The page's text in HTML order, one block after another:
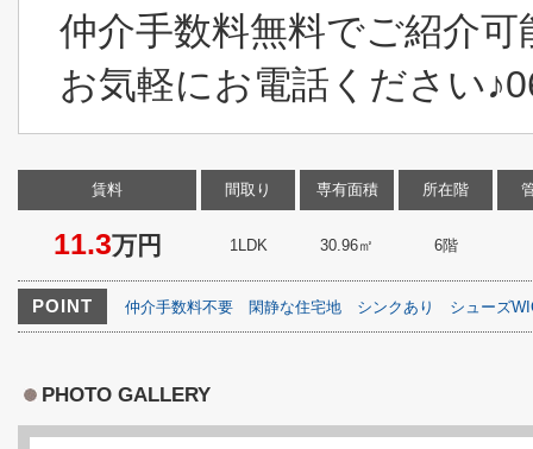
仲介手数料無料でご紹介
お気軽にお電話ください
賃料
11.3万円
間取り
1LDK
専有面積
30.96㎡
所在階
6階
POINT 仲介手数料不要 閑静な住宅地 シンクあり シューズ
PHOTO GALLERY